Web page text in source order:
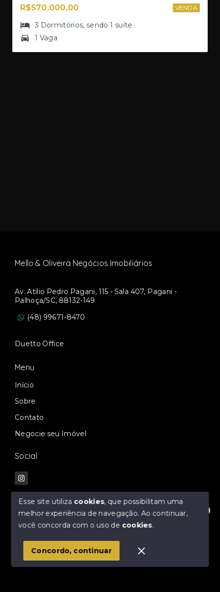
R$570.000,00 VENDA
3 Dormitórios, sendo1 suíte
1 Vaga
Fale com nossos especialistas!
Mello & Oliveira Negócios Imobiliários
Av. Atílio Pedro Pagani, 115 - Sala 407, Pagani -
Palhoça/SC, 88132-149
(48) 99671-8470
Duetto Office
Menu
Início
Sobre
Contato
Negocie seu Imóvel
Social
© Copyright 2026 - Mello & Oliveira Negócios
SITE PARA IMOBILIARIA
Esse site utiliza cookies, que possibilitam uma
melhor experiência de navegação.Ao continuar,
você concorda com o uso de cookies.
Concordo, continuar